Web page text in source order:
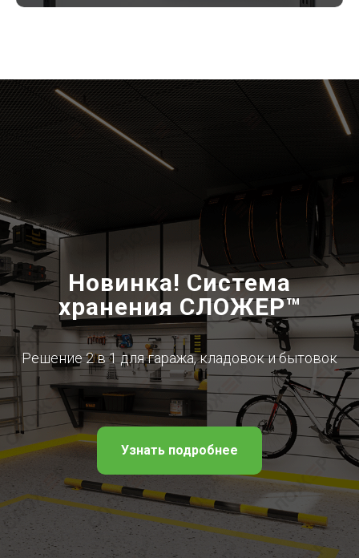
Новинка! Система
хранения СЛОЖЕР™
Решение 2 в 1 для гаража, кладовок и бытовок
Узнать подробнее